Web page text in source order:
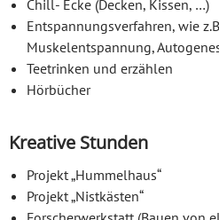
Chill- Ecke (Decken, Kissen, …)
Entspannungsverfahren, wie
Muskelentspannung,
Teetrinken und erzählen
Hörbücher
Kreative Stunden
Projekt „Hummelhaus“
Projekt „Nistkästen“